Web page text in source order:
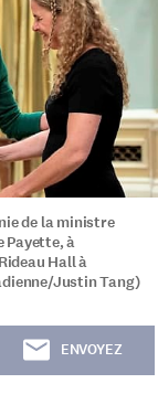
de la ministre
Payette, à
Hall à
Justin Tang)
ENVOYEZ